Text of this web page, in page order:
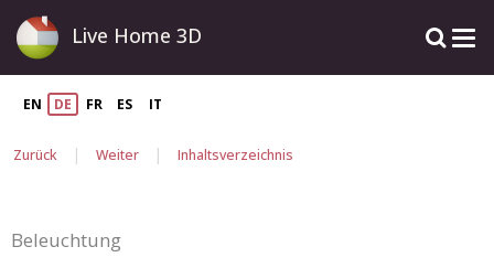
Live Home 3D
EN DE FR ES IT
Zurück | Weiter | Inhaltsverzeichnis
Beleuchtung